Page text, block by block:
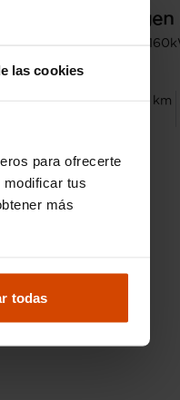
las cookies
para ofrecerte
modificar tus
más
todas
Volkswagen
PHEV 1.4 TSI
43.584 km